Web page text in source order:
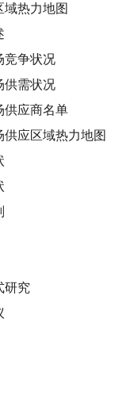
热力地图
竞争状况
供需状况
供应商名单
应区域热力地图
研究